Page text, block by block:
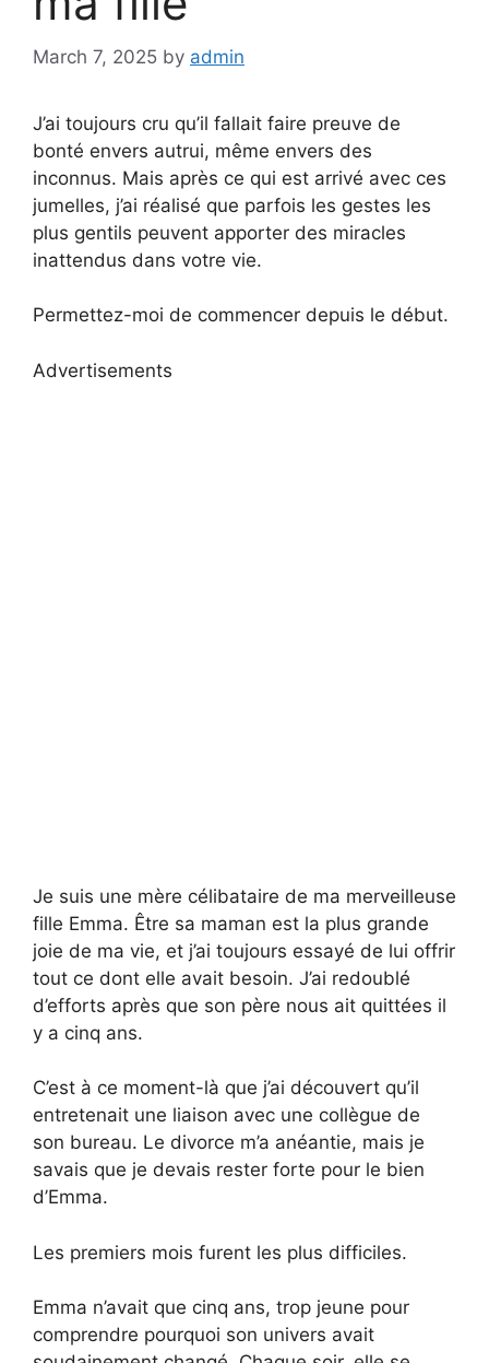
March 7, 2025 by admin
J’ai toujours cru qu’il fallait faire preuve de
bonté envers autrui, même envers des
inconnus. Mais après ce qui est arrivé avec ces
jumelles, j’ai réalisé que parfois les gestes les
plus gentils peuvent apporter des miracles
inattendus dans votre vie.
Permettez-moi de commencer depuis le début.
Advertisements
Je suis une mère célibataire de ma merveilleuse
fille Emma. Être sa maman est la plus grande
joie de ma vie, et j’ai toujours essayé de lui offrir
tout ce dont elle avait besoin. J’ai redoublé
d’efforts après que son père nous ait quittées il
y a cinq ans.
C’est à ce moment-là que j’ai découvert qu’il
entretenait une liaison avec une collègue de
son bureau. Le divorce m’a anéantie, mais je
savais que je devais rester forte pour le bien
d’Emma.
Les premiers mois furent les plus difficiles.
Emma n’avait que cinq ans, trop jeune pour
comprendre pourquoi son univers avait